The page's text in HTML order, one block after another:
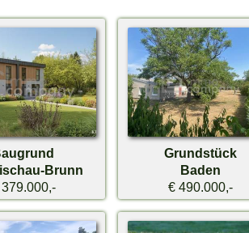
Brunn
Grundstück
Baden
€ 490.000,-